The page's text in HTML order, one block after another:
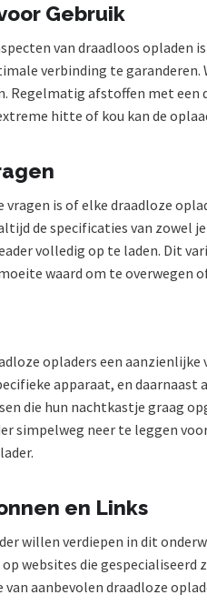
Gebruik
van draadloos
verbinding te garanderen.
Regelmatig afstoffen met een
hitte of kou kan de
vragen is of elke draadloze
de specificaties van zowel
volledig op te laden. Dit
waard om te overwegen
opladers een
apparaat, en daarnaast
die hun nachtkastje graag
simpelweg neer te leggen
en Links
willen verdiepen in dit
websites die
van aanbevolen draadloze